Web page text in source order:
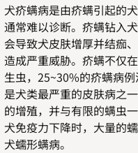
犬疥螨病是由疥螨引起的
通常难以诊断。疥螨钻入
会导致犬皮肤增厚并结痂
造成严重威胁。疥螨不仅
生虫，25~30%的疥螨病例
是犬类最严重的皮肤病之
的增殖，并与有限的螨虫
犬免疫力下降时，大量的
犬蠕形螨病。